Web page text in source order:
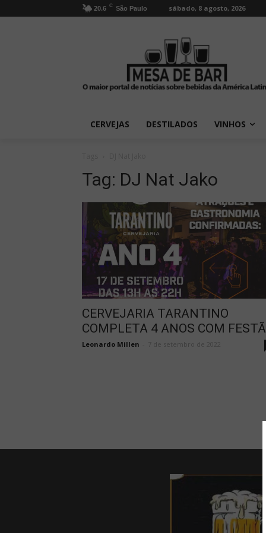
20.6 C São Paulo sábado, 8 agosto, 2026
CERVEJAS DESTILADOS VINHOS
Tag: DJ Nat Jako
CERVEJARIA TARANTINO
COMPLETA 4 ANOS COM
Leonardo Millen 7 de setembro de 2022